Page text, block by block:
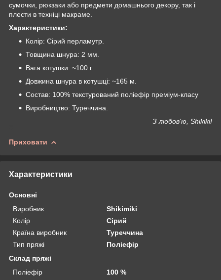
сумочки, рюкзаки або предмети домашнього декору, так і
плести в техніці макраме.
Характеристики:
Колір: Сірий перламутр.
Товщина шнура: 2 мм.
Вага котушки: ~100 г.
Довжина шнура в котушці: ~165 м.
Состав: 100% текстурований поліефір преміум-класу
Виробництво: Туреччина.
З любов'ю, Shikiki!
Приховати
Характеристики
Основні
Виробник
Shikimiki
Колір
Сірий
Країна виробник
Туреччина
Тип пряжі
Поліефір
Склад пряжі
Поліефір
100 %